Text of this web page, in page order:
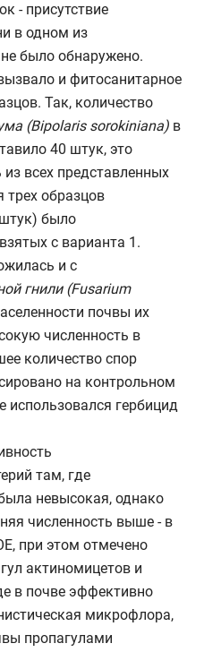
- присутствие
в одном из
было обнаружено.
и фитосанитарное
Так, количество
(Bipolaris sorokiniana) в
40 штук, это
всех представленных
трех образцов
было
с варианта 1.
и с
гнили (Fusarium
почвы их
численность в
количество спор
на контрольном
использовался гербицид
там, где
невысокая, однако
численность выше - в
при этом отмечено
актиномицетов и
в почве эффективно
микрофлора,
пропагулами